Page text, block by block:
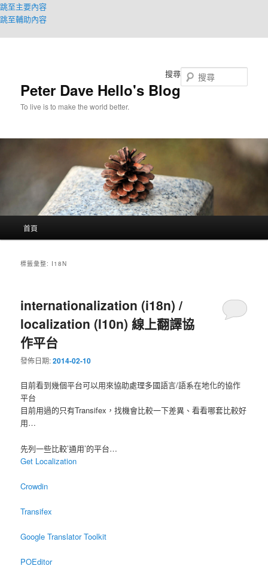
跳至主要內容
跳至輔助內容
Peter Dave Hello's Blog
To live is to make the world better.
搜尋
首頁
標籤彙整: I18N
internationalization (i18n) /
localization (l10n) 線上翻譯協
作平台
發佈日期:2014-02-10
目前看到幾個平台可以用來協助處理多國語言/語系在地化的協作
平台
目前用過的只有Transifex，找機會比較一下差異、看看哪套比較好
用…
先列一些比較’通用’的平台…
Get Localization
Crowdin
Transifex
Google Translator Toolkit
POEditor